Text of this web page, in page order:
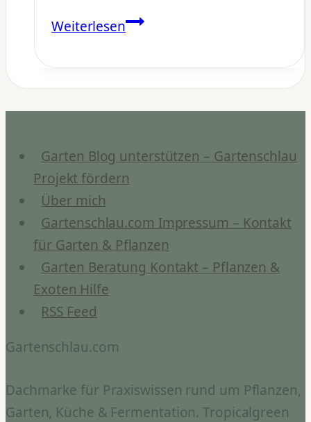
WeiterlesenWoher
der
Granatapfel
ursprünglich?
Garten Blog unterstützen – Gartenschlau
Projekt fördern
Über mich
Gartenschlau.com Impressum – Kontakt
für Garten & Pflanzen
Garten Beratung Kontakt – Pflanzen &
Exoten Hilfe
RSS Feed
Gartenschlau.com
Dachmarke für Praxiswissen rund um Pflanzen,
Garten, Küche & Fermentation. Tropicalgreen